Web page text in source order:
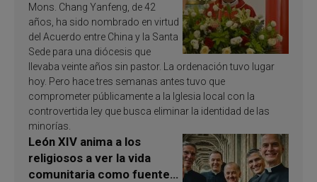
Mons. Chang Yanfeng, de 42
años, ha sido nombrado en virtud
del Acuerdo entre China y la Santa
Sede para una diócesis que
llevaba veinte años sin pastor. La ordenación tuvo lugar
hoy. Pero hace tres semanas antes tuvo que
comprometer públicamente a la Iglesia local con la
controvertida ley que busca eliminar la identidad de las
minorías.
León XIV anima a los
religiosos a ver la vida
comunitaria como fuente